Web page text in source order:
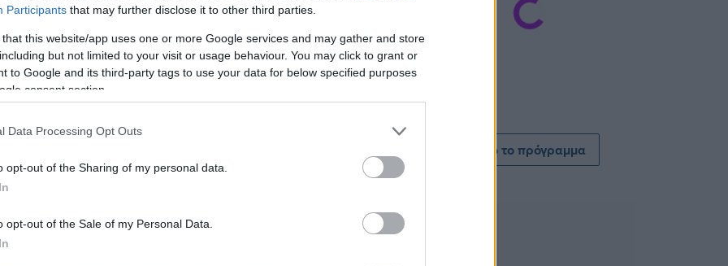
Participants that may further disclose it to other third parties.
that this website/app uses one or more Google services and may gather and store
but not limited to your visit or usage behaviour. You may click to grant or
to Google and its third-party tags to use your data for below specified purposes
consent section.
Data Processing Opt Outs
opt-out of the Sharing of my personal data.
opt-out of the Sale of my Personal Data.
💙
mega day in Madrid
Δείτε όλο το πρόγραμμα